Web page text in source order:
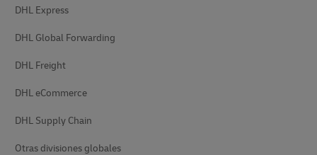
DHL Express
DHL Global Forwarding
DHL Freight
DHL eCommerce
DHL Supply Chain
Otras divisiones globales